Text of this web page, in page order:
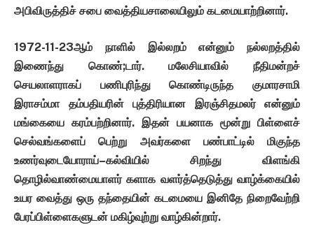
அபிவிருத்திச் சபை வைத்தியசாலையிலும் கடமையாற்றினார்.
1972-11-23ஆம் நாளில் இல்லறம் என்னும்
நல்லறத்தில்
இணைந்து
கொண்;டார்.மலேசியாவில்
நீதிமன்றச்
செயலாளராகப்
பணிபுரிந்து கொண்டிருந்த
குமாரசாமி
இராசம்மா
தம்பதியரின் புத்திரியான இரஞ்சிதமலர்
என்னும்
மங்கையை கரம்பற்றினார். இதன் பயனாக மூன்று பிள்ளைச்
செல்வங்களைப்
பெற்று அவர்களை பண்பாட்டில்
மிகுந்த
உணர்வுடையோராய்–கல்வியில் சிறந்து
விளங்கி
தொழில்வாண்மையாளர் களாக வளர்த்தெடுத்து வாழ்க்கையில்
உயர வைத்து ஒரு தந்தையின் கடமையை இனிதே நிறைவேற்றி
பேரப்பிள்ளைகளுடன் மகிழ்வுற்று வாழ்கின்றார்.